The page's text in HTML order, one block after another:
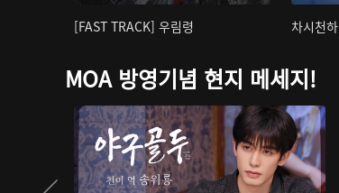
[FAST TRACK] 우림령 차시천하
MOA 방영기념 현지 메세지!